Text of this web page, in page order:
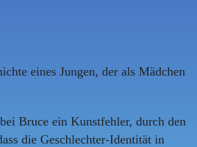
eines Jungen, der als Mädchen
Bruce ein Kunstfehler, durch den
die Geschlechter-Identität in